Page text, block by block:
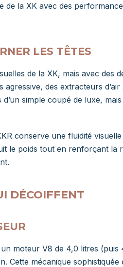
de la XK avec des
LES TÊTES
de la XK, mais avec des
des extracteurs
d’un simple coupé de luxe,
conserve une fluidité
le poids tout en renforçant la
DÉCOIFFENT
moteur V8 de 4,0 litres (puis
Cette mécanique